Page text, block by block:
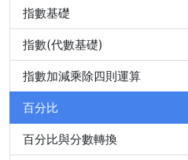
指數基礎
指數(代數基礎)
指數加減乘除四則運算
百分比
百分比與分數轉換